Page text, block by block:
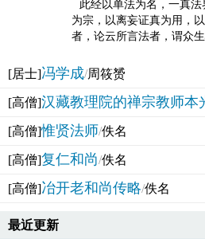
此经以单法为名，一真
为宗，以离妄证真为用，
者，论云所言法者，谓众
[居士]冯学成/周筱赟
[高僧]汉藏教理院的禅宗教师本
[高僧]惟贤法师/佚名
[高僧]复仁和尚/佚名
[高僧]冶开老和尚传略/佚名
最近更新